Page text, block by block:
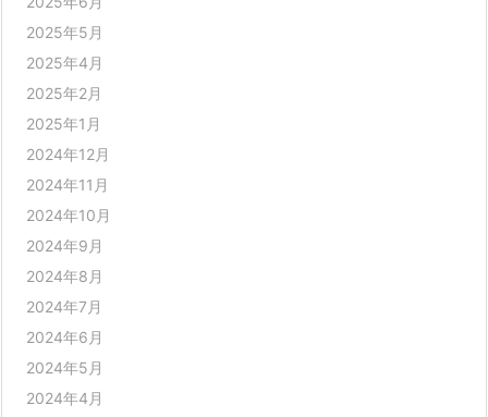
2025年5月
2025年4月
2025年2月
2025年1月
2024年12月
2024年11月
2024年10月
2024年9月
2024年8月
2024年7月
2024年6月
2024年5月
2024年4月